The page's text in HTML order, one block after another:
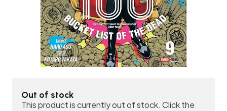
Out of stock
This product is currently out of stock. Click the